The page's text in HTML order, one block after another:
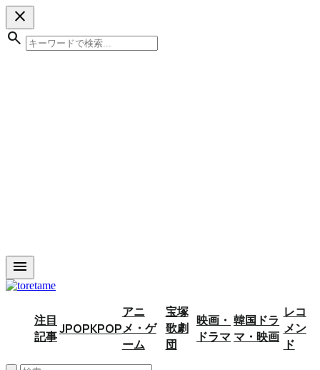
close
search
menu
注目
記事JPOPKPOP
アニ
メ・ゲ
ーム
宝塚
歌劇
団
映画・
ドラマ
韓国ドラ
マ・映画
レコ
メン
ド